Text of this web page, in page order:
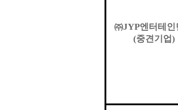
㈜JYP엔터테인
(중견기업)